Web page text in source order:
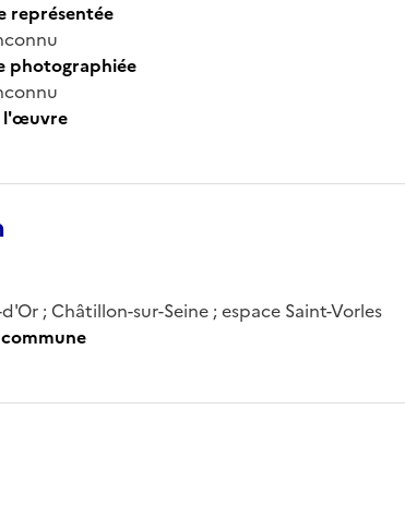
représentée
photographiée
l'œuvre
; Châtillon-sur-Seine ; espace Saint-Vorles